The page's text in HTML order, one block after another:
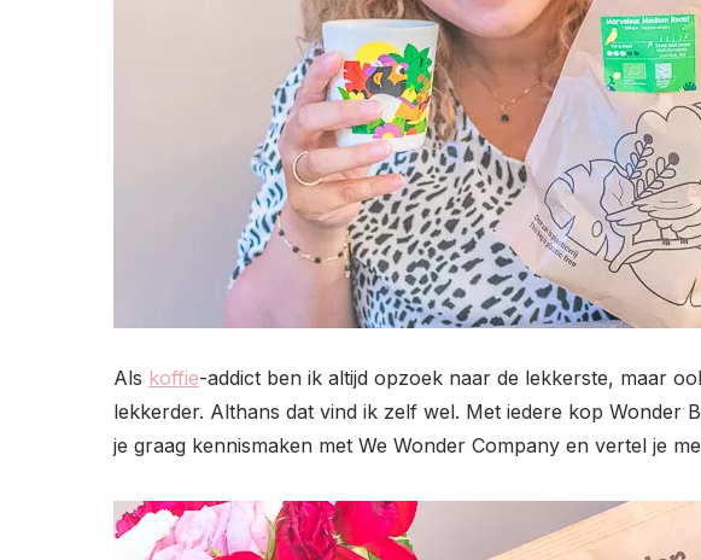
Als koffie-addict ben ik altijd opzoek naar de lekkerste, maar
lekkerder. Althans dat vind ik zelf wel. Met iedere kop Wonder
je graag kennismaken met We Wonder Company en vertel je